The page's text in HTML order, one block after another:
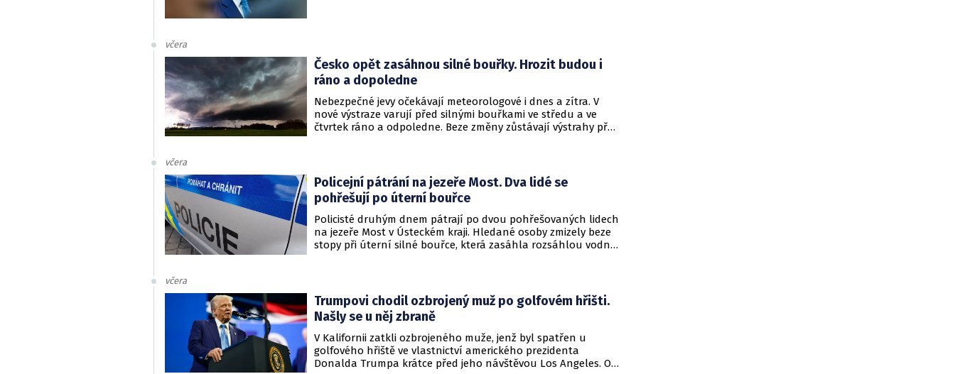
včera
Česko opět zasáhnou silné bouřky. Hrozit budou i
ráno a dopoledne
Nebezpečné jevy očekávají meteorologové i dnes a zítra. V
nové výstraze varují před silnými bouřkami ve středu a ve
čtvrtek ráno a odpoledne. Beze změny zůstávají výstrahy před
včera
Policejní pátrání na jezeře Most. Dva lidé se
pohřešují po úterní bouřce
Policisté druhým dnem pátrají po dvou pohřešovaných lidech
na jezeře Most v Ústeckém kraji. Hledané osoby zmizely beze
stopy při úterní silné bouřce, která zasáhla rozsáhlou vodní
včera
Trumpovi chodil ozbrojený muž po golfovém hřišti.
Našly se u něj zbraně
V Kalifornii zatkli ozbrojeného muže, jenž byl spatřen u
golfového hřiště ve vlastnictví amerického prezidenta
Donalda Trumpa krátce před jeho návštěvou Los Angeles. O